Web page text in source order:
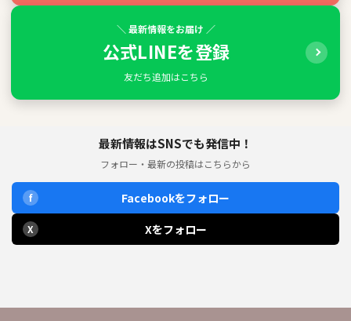
＼ 最新情報をお届け ／
公式LINEを登録
友だち追加はこちら
最新情報はSNSでも発信中！
フォロー・最新の投稿はこちらから
f Facebookをフォロー
X Xをフォロー